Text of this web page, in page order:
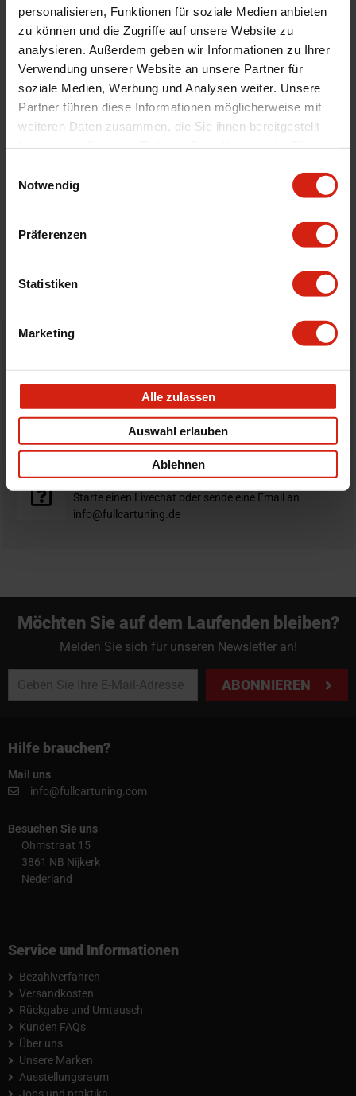
personalisieren, Funktionen für soziale Medien anbieten
zu können und die Zugriffe auf unsere Website zu
analysieren. Außerdem geben wir Informationen zu Ihrer
Verwendung unserer Website an unsere Partner für
soziale Medien, Werbung und Analysen weiter. Unsere
Partner führen diese Informationen möglicherweise mit
weiteren Daten zusammen, die Sie ihnen bereitgestellt
Notwendig
Präferenzen
Statistiken
Marketing
Alle zulassen
Auswahl erlauben
Ablehnen
Automarkenname
Ford
Material
Velour
Universal
Nein
Geeignet Für
Bewertungen
STELLE EINE FRAGE
Nicht zufrieden?
Du hast immer eine 14-tägige Rückgabefrist um deine
Bestellung zurück zu geben.
Professioneller Rat nötig?
Starte einen Livechat oder sende eine Email an
info@fullcartuning.de
Möchten Sie auf dem Laufenden bleiben?
Melden Sie sich für unseren Newsletter an!
ABONNIEREN
Hilfe brauchen?
Mail uns
info@fullcartuning.com
Besuchen Sie uns
Ohmstraat 15
3861 NB Nijkerk
Nederland
Service und Informationen
Bezahlverfahren
Versandkosten
Rückgabe und Umtausch
Kunden FAQs
Über uns
Unsere Marken
Ausstellungsraum